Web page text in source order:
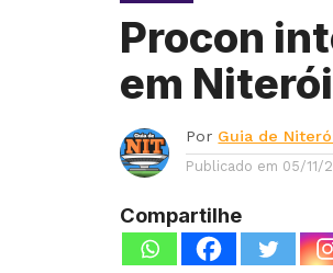
Procon
em Niterói
Por Guia de
Publicado em 05/11/
Compartilhe